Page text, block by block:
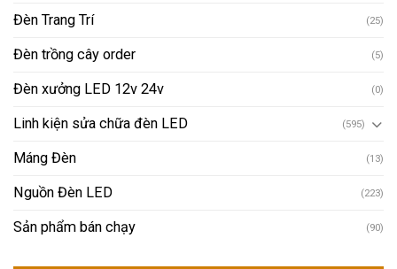
Đèn Trang Trí (25)
Đèn trồng cây order (5)
Đèn xưởng LED 12v 24v (0)
Linh kiện sửa chữa đèn LED (595)
Máng Đèn (13)
Nguồn Đèn LED (223)
Sản phẩm bán chạy (90)